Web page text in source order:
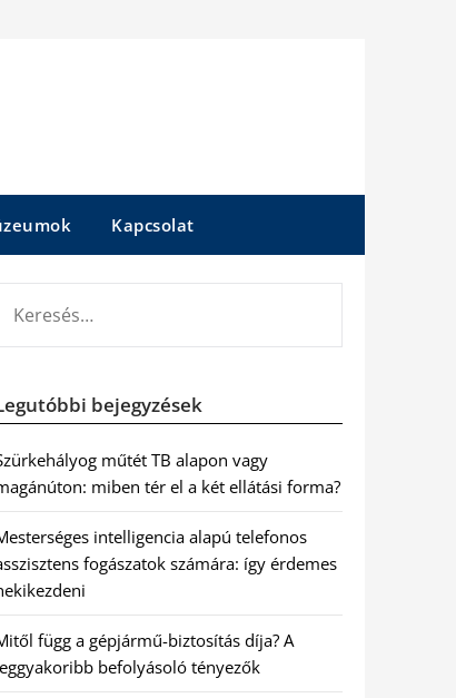
Kapcsolat
bejegyzések
műtét TB alapon vagy
miben tér el a két ellátási forma?
intelligencia alapú telefonos
fogászatok számára: így érdemes
függ a gépjármű-biztosítás díja? A
befolyásoló tényezők